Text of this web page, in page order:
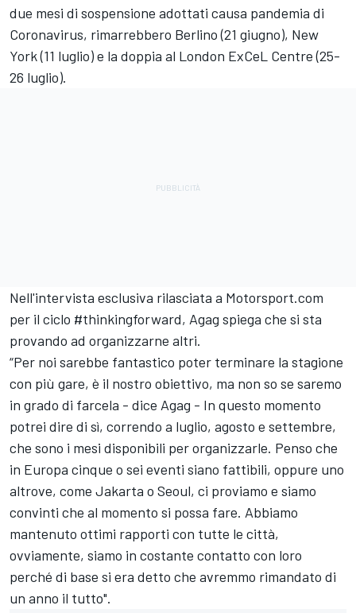
due mesi di sospensione adottati causa pandemia di
Coronavirus, rimarrebbero Berlino (21 giugno), New
York (11 luglio) e la doppia al London ExCeL Centre (25-
26 luglio).
Nell'intervista esclusiva rilasciata a Motorsport.com
per il ciclo #thinkingforward, Agag spiega che si sta
provando ad organizzarne altri.
“Per noi sarebbe fantastico poter terminare la stagione
con più gare, è il nostro obiettivo, ma non so se saremo
in grado di farcela - dice Agag - In questo momento
potrei dire di sì, correndo a luglio, agosto e settembre,
che sono i mesi disponibili per organizzarle. Penso che
in Europa cinque o sei eventi siano fattibili, oppure uno
altrove, come Jakarta o Seoul, ci proviamo e siamo
convinti che al momento si possa fare. Abbiamo
mantenuto ottimi rapporti con tutte le città,
ovviamente, siamo in costante contatto con loro
perché di base si era detto che avremmo rimandato di
un anno il tutto".